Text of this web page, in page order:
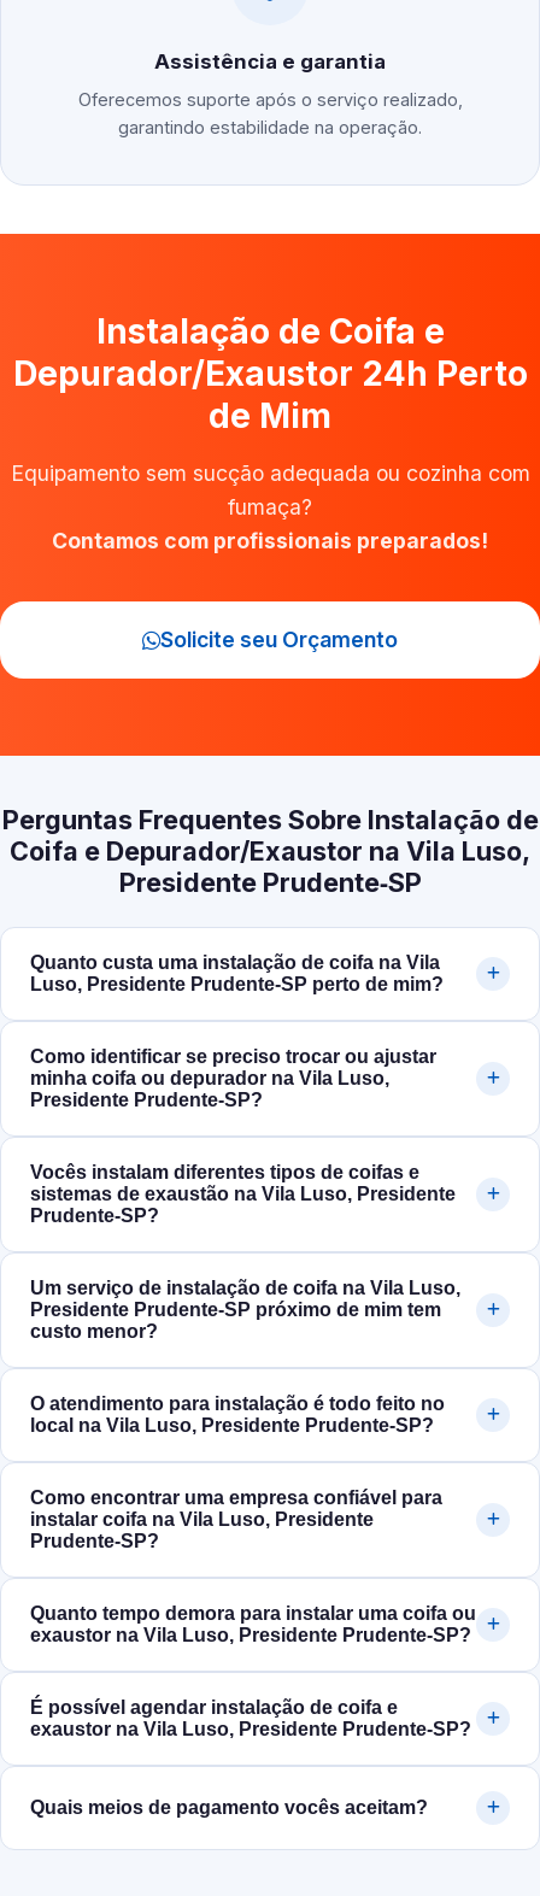
Assistência e garantia
Oferecemos suporte após o serviço realizado,
garantindo estabilidade na operação.
Instalação de Coifa e
Depurador/Exaustor 24h Perto
de Mim
Equipamento sem sucção adequada ou cozinha com
fumaça?
Contamos com profissionais preparados!
Solicite seu Orçamento
Perguntas Frequentes Sobre Instalação de
Coifa e Depurador/Exaustor na Vila Luso,
Presidente Prudente‑SP
Quanto custa uma instalação de coifa na Vila
Luso, Presidente Prudente‑SP perto de mim?
Como identificar se preciso trocar ou ajustar
minha coifa ou depurador na Vila Luso,
Presidente Prudente‑SP?
Vocês instalam diferentes tipos de coifas e
sistemas de exaustão na Vila Luso, Presidente
Prudente‑SP?
Um serviço de instalação de coifa na Vila Luso,
Presidente Prudente‑SP próximo de mim tem
custo menor?
O atendimento para instalação é todo feito no
local na Vila Luso, Presidente Prudente‑SP?
Como encontrar uma empresa confiável para
instalar coifa na Vila Luso, Presidente
Prudente‑SP?
Quanto tempo demora para instalar uma coifa ou
exaustor na Vila Luso, Presidente Prudente‑SP?
É possível agendar instalação de coifa e
exaustor na Vila Luso, Presidente Prudente‑SP?
Quais meios de pagamento vocês aceitam?